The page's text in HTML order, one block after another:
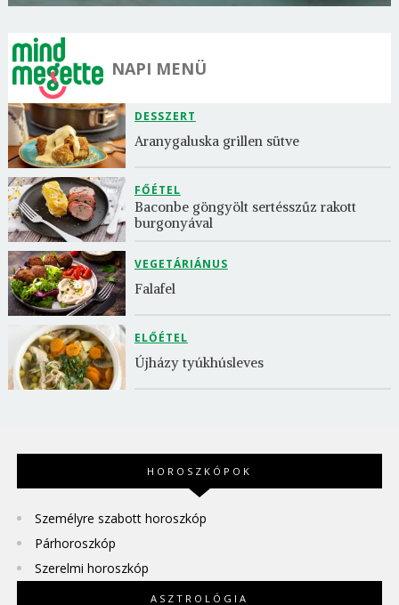
NAPI MENÜ
DESSZERT
Aranygaluska grillen sütve
FŐÉTEL
Baconbe göngyölt sertésszűz rakott
burgonyával
VEGETÁRIÁNUS
Falafel
ELŐÉTEL
Újházy tyúkhúsleves
HOROSZKÓPOK
Személyre szabott horoszkóp
Párhoroszkóp
Szerelmi horoszkóp
ASZTROLÓGIA